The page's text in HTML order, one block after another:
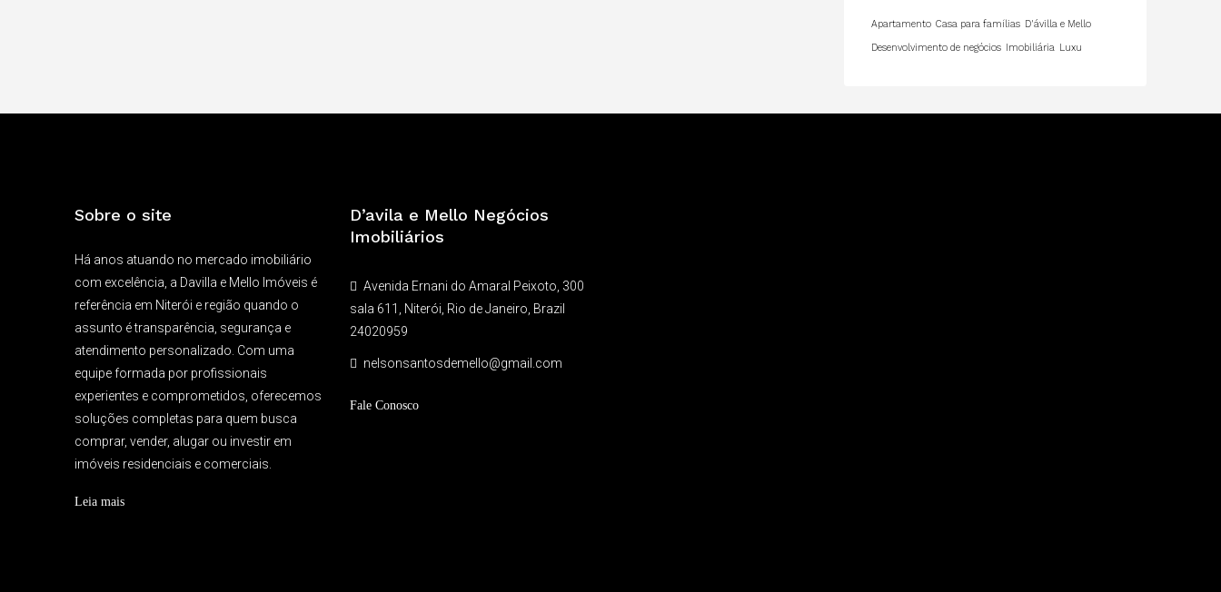
Apartamento Casa para famílias D'ávilla e Mello
Desenvolvimento de negócios Imobiliária Luxu
Sobre o site
Há anos atuando no mercado imobiliário
com excelência, a Davilla e Mello Imóveis é
referência em Niterói e região quando o
assunto é transparência, segurança e
atendimento personalizado. Com uma
equipe formada por profissionais
experientes e comprometidos, oferecemos
soluções completas para quem busca
comprar, vender, alugar ou investir em
imóveis residenciais e comerciais.
Leia mais
D’avila e Mello Negócios
Imobiliários
Avenida Ernani do Amaral Peixoto, 300
sala 611, Niterói, Rio de Janeiro, Brazil
24020959
nelsonsantosdemello@gmail.com
Fale Conosco